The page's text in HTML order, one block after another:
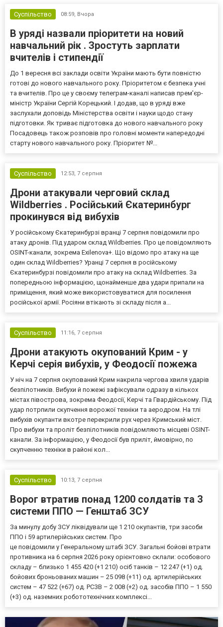
Суспільство 08:59, Вчора
В уряді назвали пріоритети на новий
навчальний рік . Зростуть зарплати
вчителів і стипендії
До 1 вересня всі заклади освіти України мають бути повністю
готові до нового навчального року. Пріоритетом є безпека учні
та вчителів. Про це у своєму телеграм-каналі написав прем'єр-
міністр України Сергій Корецький. І додав, що в уряді вже
заслухали доповідь Міністерства освіти і науки щодо стану
підготовки. Як триває підготовка до нового навчального року
Посадовець також розповів про головні моменти напередодні
старту нового навчального року. Пріоритет №...
Суспільство 12:53, 7 серпня
Дрони атакували черговий склад
Wildberries . Російський Єкатеринбург
прокинувся від вибухів
У російському Єкатеринбурзі вранці 7 серпня повідомили про
атаку дронів. Під ударом склад Wildberries. Про це повідомляють
OSINT-канали, зокрема Exilenova+. Що відомо про атаку на ще
один склад Wildberries? Уранці 7 серпня в російському
Єкатеринбурзі повідомили про атаку на склад Wildberries. За
попередньою інформацією, щонайменше два удари припали на
приміщення, який може використовуватися для посилення
російської армії. Росіяни втікають зі складу після а...
Суспільство 11:16, 7 серпня
Дрони атакують окупований Крим - у
Керчі серія вибухів, у Феодосії пожежа
У ніч на 7 серпня окупований Крим накрила чергова хвиля ударів
безпілотників. Вибухи й пожежі зафіксували одразу в кількох
містах півострова, зокрема Феодосії, Керчі та Гвардійському. Під
удар потрпили скупчення ворожої техніки та аеродром. На тлі
вибухів окупанти вкотре перекрили рух через Кримський міст.
Про вибухи та проліт безпілотників повідомляють місцеві OSINT-
канали. За інформацією, у Феодосії був приліт, ймовірно, по
скупченню техніки в районі кол...
Суспільство 10:13, 7 серпня
Ворог втратив понад 1200 солдатів та 3
системи ППО — Генштаб ЗСУ
За минулу добу ЗСУ ліквідували ще 1 210 окупантів, три засоби
ППО і 59 артилерійських систем. Про
це повідомили у Генеральному штабі ЗСУ. Загальні бойові втрати
противника на 6 серпня 2026 року орієнтовно склали: особового
складу – близько 1 455 420 (+1 210) осіб танків – 12 247 (+1) од.
бойових броньованих машин – 25 098 (+11) од. артилерійських
систем – 47 522 (+67) од. РСЗВ – 2 008 (+2) од. засобів ППО – 1 550
(+3) од. наземних робототехнічних комплексі...